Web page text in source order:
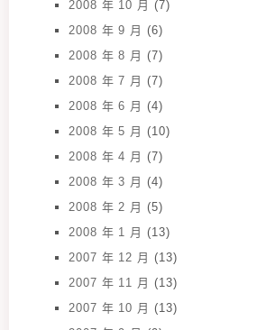
2008 年 10 月 (7)
2008 年 9 月 (6)
2008 年 8 月 (7)
2008 年 7 月 (7)
2008 年 6 月 (4)
2008 年 5 月 (10)
2008 年 4 月 (7)
2008 年 3 月 (4)
2008 年 2 月 (5)
2008 年 1 月 (13)
2007 年 12 月 (13)
2007 年 11 月 (13)
2007 年 10 月 (13)